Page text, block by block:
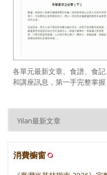
各單元最新文章、食譜、食
和講座訊息，第一手完整掌握
消費櫥窗